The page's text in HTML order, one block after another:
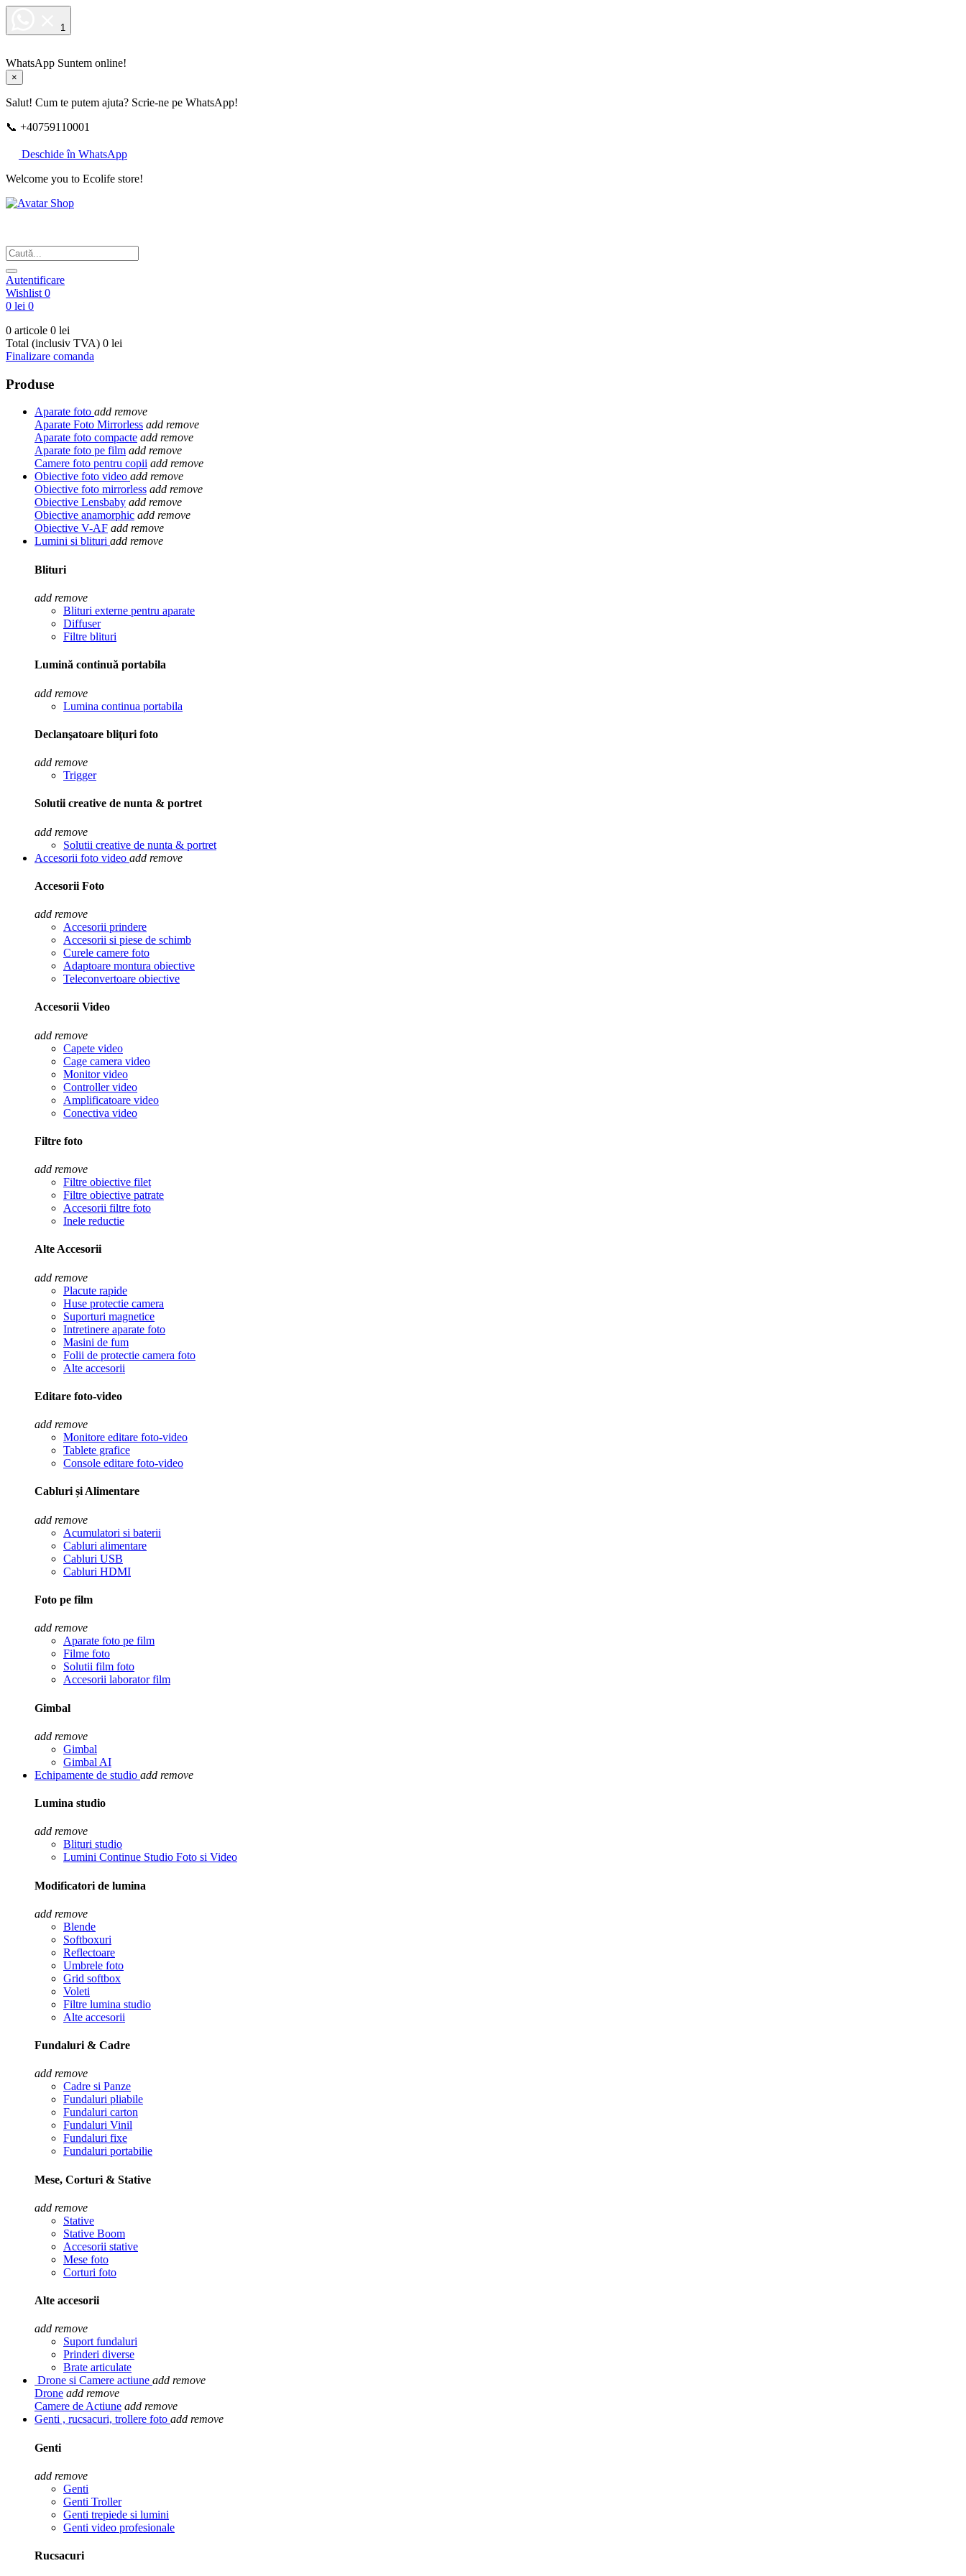
1
WhatsApp Suntem online!
×
Salut! Cum te putem ajuta? Scrie-ne pe WhatsApp!
📞 +40759110001
Deschide în WhatsApp
Welcome you to Ecolife store!
Autentificare
Wishlist 0
0 lei 0
0 articole 0 lei
Total (inclusiv TVA) 0 lei
Finalizare comanda
Produse
Aparate foto add remove
Aparate Foto Mirrorless add remove
Aparate foto compacte add remove
Aparate foto pe film add remove
Camere foto pentru copii add remove
Obiective foto video add remove
Obiective foto mirrorless add remove
Obiective Lensbaby add remove
Obiective anamorphic add remove
Obiective V-AF add remove
Lumini si blituri add remove
Blituri
add remove
Blituri externe pentru aparate
Diffuser
Filtre blituri
Lumină continuă portabila
add remove
Lumina continua portabila
Declanşatoare bliţuri foto
add remove
Trigger
Solutii creative de nunta & portret
add remove
Solutii creative de nunta & portret
Accesorii foto video add remove
Accesorii Foto
add remove
Accesorii prindere
Accesorii si piese de schimb
Curele camere foto
Adaptoare montura obiective
Teleconvertoare obiective
Accesorii Video
add remove
Capete video
Cage camera video
Monitor video
Controller video
Amplificatoare video
Conectiva video
Filtre foto
add remove
Filtre obiective filet
Filtre obiective patrate
Accesorii filtre foto
Inele reductie
Alte Accesorii
add remove
Placute rapide
Huse protectie camera
Suporturi magnetice
Intretinere aparate foto
Masini de fum
Folii de protectie camera foto
Alte accesorii
Editare foto-video
add remove
Monitore editare foto-video
Tablete grafice
Console editare foto-video
Cabluri și Alimentare
add remove
Acumulatori si baterii
Cabluri alimentare
Cabluri USB
Cabluri HDMI
Foto pe film
add remove
Aparate foto pe film
Filme foto
Solutii film foto
Accesorii laborator film
Gimbal
add remove
Gimbal
Gimbal AI
Echipamente de studio add remove
Lumina studio
add remove
Blituri studio
Lumini Continue Studio Foto si Video
Modificatori de lumina
add remove
Blende
Softboxuri
Reflectoare
Umbrele foto
Grid softbox
Voleti
Filtre lumina studio
Alte accesorii
Fundaluri & Cadre
add remove
Cadre si Panze
Fundaluri pliabile
Fundaluri carton
Fundaluri Vinil
Fundaluri fixe
Fundaluri portabilie
Mese, Corturi & Stative
add remove
Stative
Stative Boom
Accesorii stative
Mese foto
Corturi foto
Alte accesorii
add remove
Suport fundaluri
Prinderi diverse
Brate articulate
Drone si Camere actiune add remove
Drone add remove
Camere de Actiune add remove
Genti , rucsacuri, trollere foto add remove
Genti
add remove
Genti
Genti Troller
Genti trepiede si lumini
Genti video profesionale
Rucsacuri